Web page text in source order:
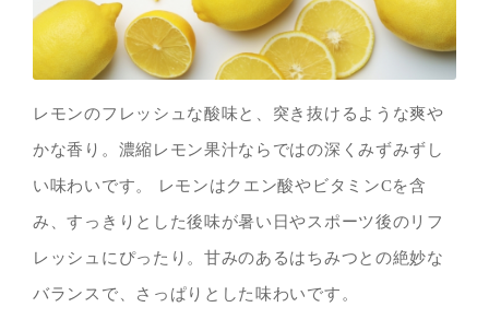
レモンのフレッシュな酸味と、突き抜けるような爽や
かな香り。濃縮レモン果汁ならではの深くみずみずし
い味わいです。 レモンはクエン酸やビタミンCを含
み、すっきりとした後味が暑い日やスポーツ後のリフ
レッシュにぴったり。甘みのあるはちみつとの絶妙な
バランスで、さっぱりとした味わいです。